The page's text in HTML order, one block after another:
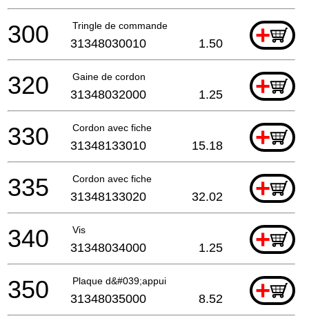
Tringle de commande +
300 31348030010 1.50
Gaine de cordon +
320 31348032000 1.25
Cordon avec fiche +
330 31348133010 15.18
Cordon avec fiche +
335 31348133020 32.02
Vis +
340 31348034000 1.25
Plaque d&#039;appui +
350 31348035000 8.52